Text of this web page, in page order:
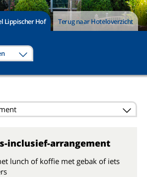
Lippischer Hof Terug naar Hoteloverzicht
inclusief-arrangement
lunch of koffie met gebak of iets